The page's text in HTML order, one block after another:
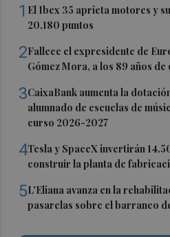
1 El Ibex 35 aprieta motores y
20.180 puntos
2Fallece el expresidente de
Gómez Mora, a los 89 años de
3CaixaBank aumenta la
alumnado de escuelas de
curso 2026-2027
4Tesla y SpaceX invertirán
construir la planta de
5L'Eliana avanza en la
pasarelas sobre el barranco